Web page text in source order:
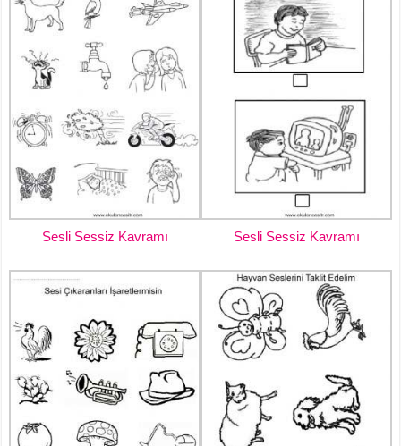
Sesli Sessiz Kavramı Sesli Sessiz Kavramı